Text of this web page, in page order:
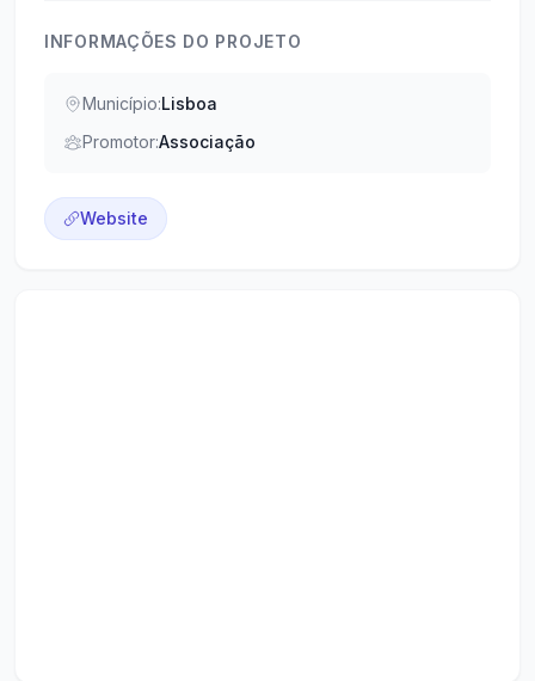
INFORMAÇÕES DO PROJETO
Município:Lisboa
Promotor:Associação
Website